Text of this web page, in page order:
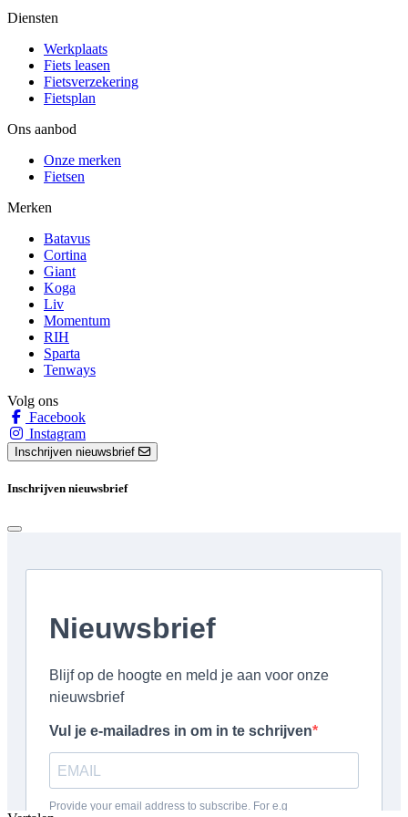
Diensten
Werkplaats
Fiets leasen
Fietsverzekering
Fietsplan
Ons aanbod
Onze merken
Fietsen
Merken
Batavus
Cortina
Giant
Koga
Liv
Momentum
RIH
Sparta
Tenways
Volg ons
Facebook
Instagram
Inschrijven nieuwsbrief
Inschrijven nieuwsbrief